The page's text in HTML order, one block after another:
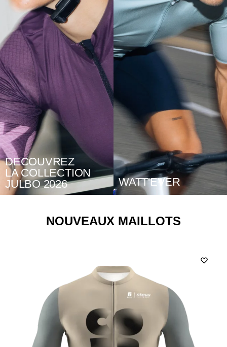
DECOUVREZ
LA COLLECTION
JULBO 2026
WATT'EVER
NOUVEAUX MAILLOTS